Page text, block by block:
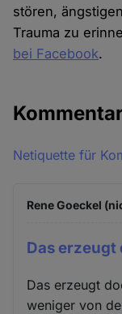
stören,
Trauma zu
bei Facebook.
Netiquette für
Rene Goeckel
Das erzeugt
Das erzeugt
weniger von